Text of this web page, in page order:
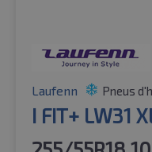
Laufenn Pneus
I FIT+ LW31